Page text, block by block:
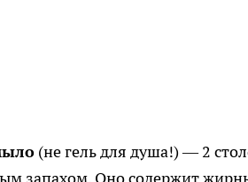
(не гель для душа!) — 2